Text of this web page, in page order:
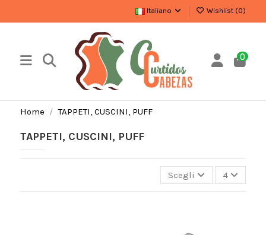
Italiano Wishlist (0)
0
Home TAPPETI, CUSCINI, PUFF
TAPPETI, CUSCINI, PUFF
Scegli 4